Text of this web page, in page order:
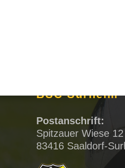
BSC Surheim
Postanschrift:
Spitzauer Wiese 12
83416 Saaldorf-